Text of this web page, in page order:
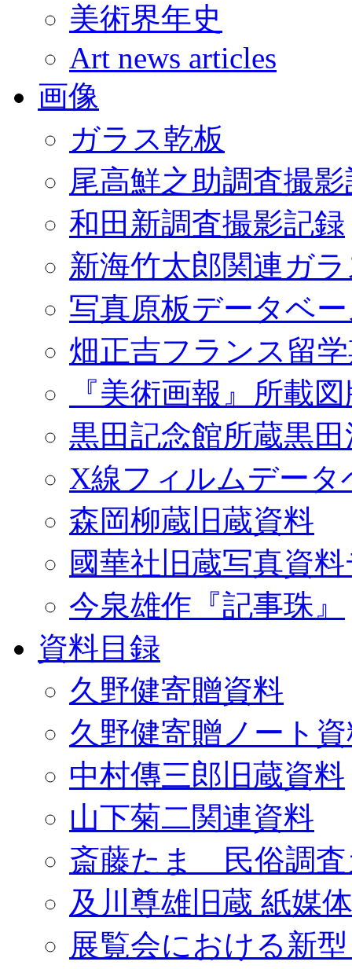
美術界年史
Art news articles
画像
ガラス乾板
尾高鮮之助調査撮
和田新調査撮影記録
新海竹太郎関連ガ
写真原板データベ
畑正吉フランス留
『美術画報』所載
黒田記念館所蔵黒
X線フィルムデータ
森岡柳蔵旧蔵資料
國華社旧蔵写真資
今泉雄作『記事珠』
資料目録
久野健寄贈資料
久野健寄贈ノート
中村傳三郎旧蔵資料
山下菊二関連資料
斎藤たま 民俗調査
及川尊雄旧蔵 紙媒
展覧会における新